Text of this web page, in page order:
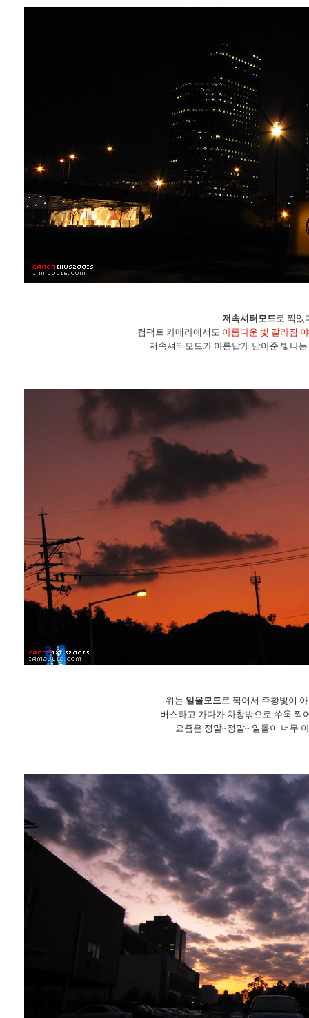
저속셔터모드로 찍었
컴팩트 카메라에서도 아름다운 빛 갈라짐
저속셔터모드가 아름답게 담아준 빛나
위는 일몰모드로 찍어서 주황빛이
버스타고 가다가 차창밖으로 쑤욱 찍
요즘은 정말~정말~ 일몰이 너무